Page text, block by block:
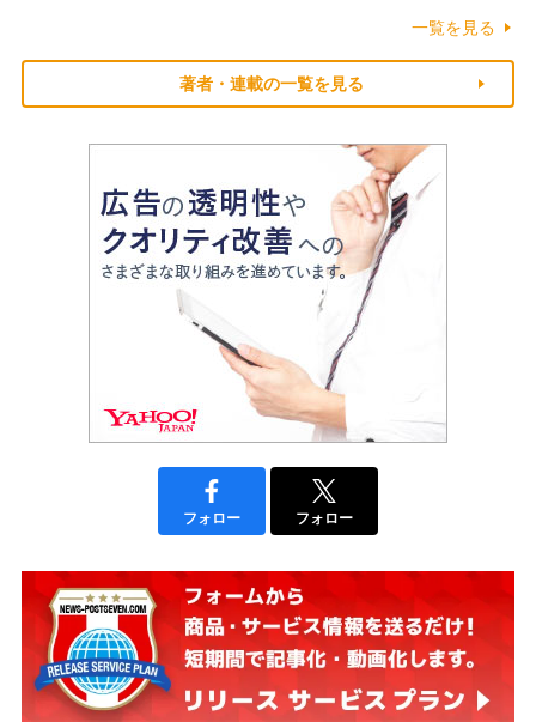
一覧を見る
著者・連載の一覧を見る
フォロー フォロー